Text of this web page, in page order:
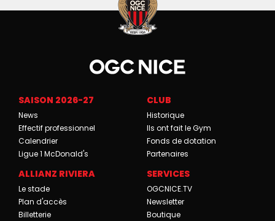
SAISON 2026-27
News
Effectif professionnel
Calendrier
Ligue 1 McDonald's
CLUB
Historique
Ils ont fait le Gym
Fonds de dotation
Partenaires
ALLIANZ RIVIERA
Le stade
Plan d'accès
Billetterie
SERVICES
OGCNICE.TV
Newsletter
Boutique